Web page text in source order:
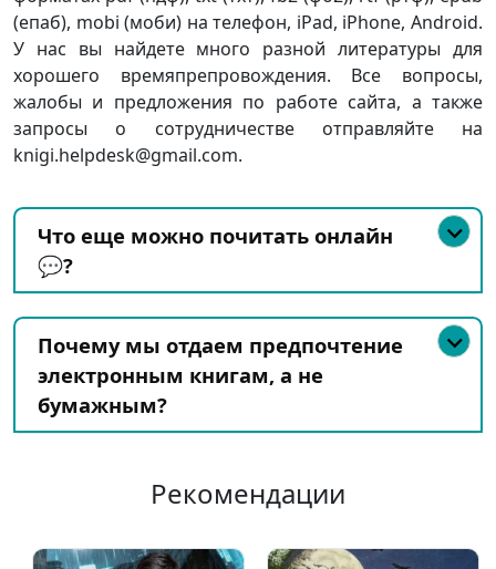
(епаб), mobi (моби) на телефон, iPad, iPhone, Android.
У нас вы найдете много разной литературы для
хорошего времяпрепровождения. Все вопросы,
жалобы и предложения по работе сайта, а также
запросы о сотрудничестве отправляйте на
knigi.helpdesk@gmail.com.
Что еще можно почитать онлайн
💬?
Почему мы отдаем предпочтение
электронным книгам, а не
бумажным?
Рекомендации